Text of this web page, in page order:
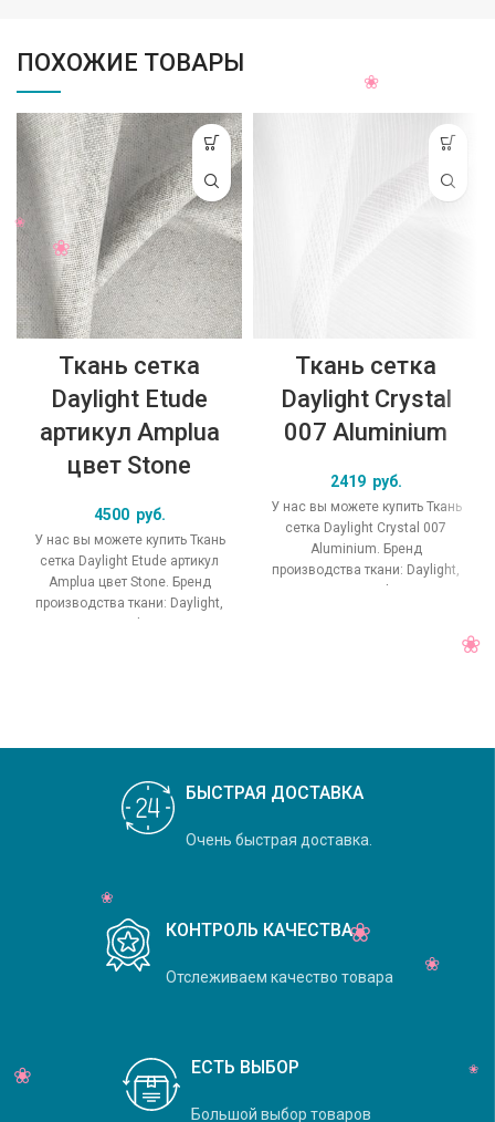
ПОХОЖИЕ ТОВАРЫ
Ткань сетка
Daylight Etude
артикул Amplua
цвет Stone
4500 руб.
У нас вы можете купить Ткань
сетка Daylight Etude артикул
Amplua цвет Stone. Бренд
производства ткани: Daylight,
Ткань сетка
Daylight Crystal
007 Aluminium
2419 руб.
У нас вы можете купить Ткань
сетка Daylight Crystal 007
Aluminium. Бренд
производства ткани: Daylight,
БЫСТРАЯ ДОСТАВКА
Очень быстрая доставка.
КОНТРОЛЬ КАЧЕСТВА
Отслеживаем качество товара
ЕСТЬ ВЫБОР
Большой выбор товаров